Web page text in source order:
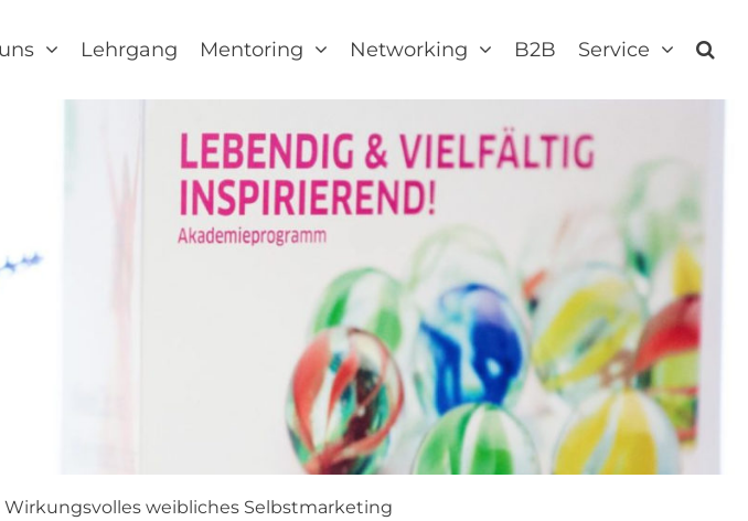
Lehrgang Mentoring Networking B2B Service
Wirkungsvolles weibliches Selbstmarketing